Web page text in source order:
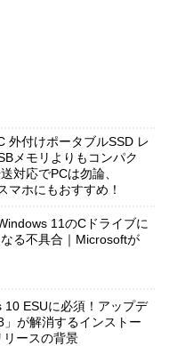
外付けポータブルSSD レ
メモリよりもコンパク
対応でPCは勿論、
マホにもおすすめ！
11のCドライブに
る不具合｜Microsoftが
10 ESUに必須！アップデ
が解消するインストー
リースの背景